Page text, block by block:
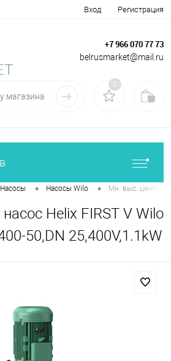
Вход Регистрация
+7 966 070 77 73
belrusmarket@mail.ru
0
Насосы • Насосы Wilo • Мн. выс. цент.
Helix FIRST V Wilo
50,DN 25,400V,1.1kW